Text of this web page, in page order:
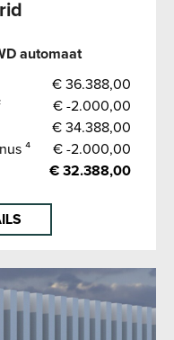
automaat
€ 36.388,00
€ -2.000,00
€ 34.388,00
⁴
€ -2.000,00
€ 32.388,00